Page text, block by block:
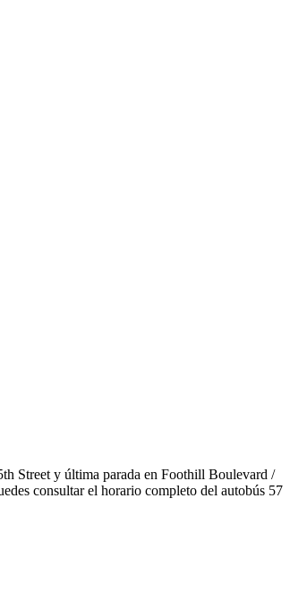
Street y última parada en Foothill Boulevard /
consultar el horario completo del autobús 57